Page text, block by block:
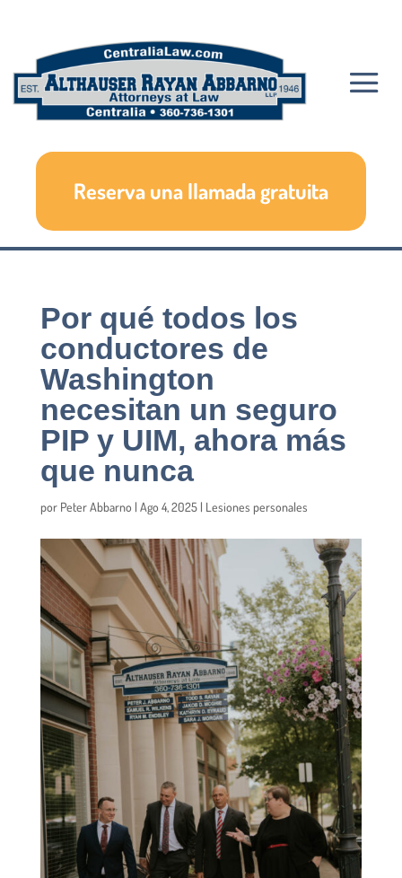
Reserva una llamada gratuita
Por qué todos los
conductores de
Washington
necesitan un seguro
PIP y UIM, ahora más
que nunca
por Peter Abbarno | Ago 4, 2025| Lesiones personales